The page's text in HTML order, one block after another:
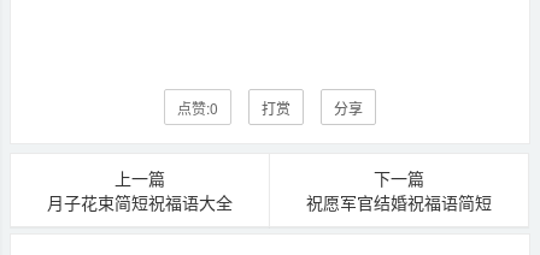
点赞:0 打赏 分享
上一篇
月子花束简短祝福语大全
下一篇
祝愿军官结婚祝福语简短